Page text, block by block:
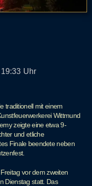
19:33 Uhr
traditionell mit einem
Wittmund
zeigte eine etwa 9-
und etliche
Finale beendete neben
vor dem zweiten
Dienstag statt. Das